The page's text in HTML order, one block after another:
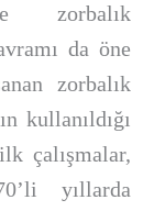
zorbalık
da öne
zorbalık
kullanıldığı
çalışmalar,
yıllarda